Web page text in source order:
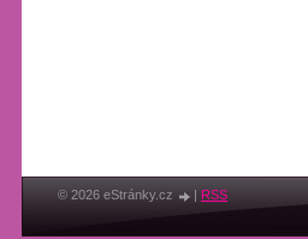
© 2026 eStránky.cz RSS